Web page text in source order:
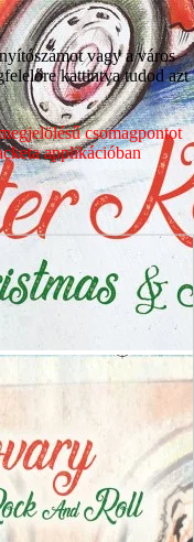
vagy a város
kattintva tudod azt
csomagpontot
applikációban